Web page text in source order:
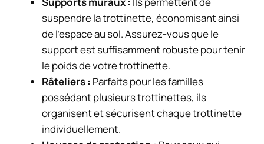
suspendre la trottinette, économisant ainsi
de l’espace au sol. Assurez-vous que le
support est suffisamment robuste pour tenir
le poids de votre trottinette.
Râteliers : Parfaits pour les familles
possédant plusieurs trottinettes, ils
organisent et sécurisent chaque trottinette
individuellement.